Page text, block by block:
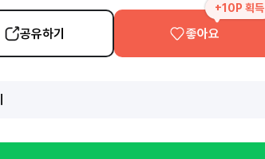
공유하기
+10P 획득
좋아요